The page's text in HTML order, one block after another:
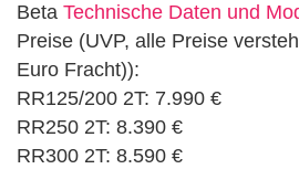
Beta Technische Daten und
Preise (UVP, alle Preise
Euro Fracht)):
RR125/200 2T: 7.990 €
RR250 2T: 8.390 €
RR300 2T: 8.590 €